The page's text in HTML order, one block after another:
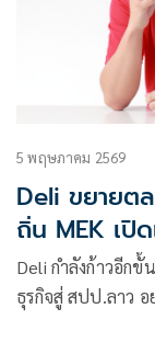
5 พฤษภาคม 2569
Deli ขยายต
ถิ่น MEK เปิ
ให้เติบโตไป
Deli กำลังก้าวอีกขั้
ธุรกิจสู่ สปป.ลาว